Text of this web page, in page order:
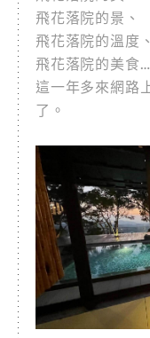
飛花落院的景、
飛花落院的溫度、
飛花落院的美食…
這一年多來網路
了。